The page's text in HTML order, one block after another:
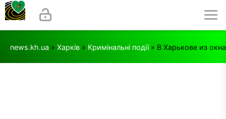
news.kh.ua » Харків » Кримінальні події» В Харькове из